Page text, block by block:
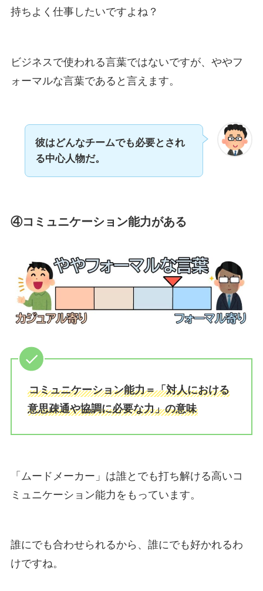
持ちよく仕事したいですよね？
ビジネスで使われる言葉ではないですが、ややフ
ォーマルな言葉であると言えます。
彼はどんなチームでも必要とされ
る中心人物だ。
④コミュニケーション能力がある
コミュニケーション能力＝「対人における
意思疎通や協調に必要な力」の意味
「ムードメーカー」は誰とでも打ち解ける高いコ
ミュニケーション能力をもっています。
誰にでも合わせられるから、誰にでも好かれるわ
けですね。